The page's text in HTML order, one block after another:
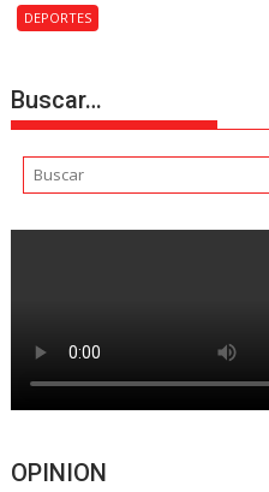
DEPORTES
Buscar…
OPINION